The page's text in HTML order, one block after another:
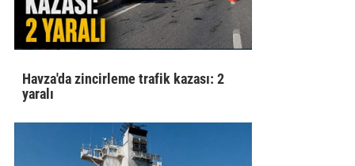
Havza'da zincirleme trafik kazası: 2
yaralı